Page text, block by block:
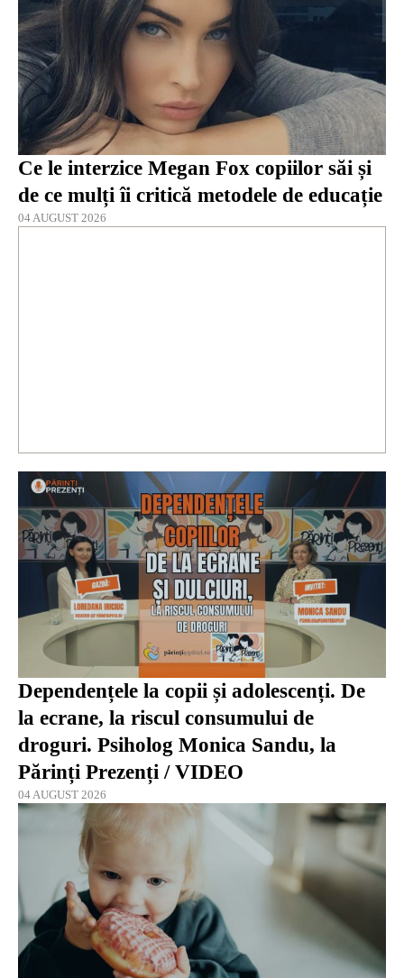
Ce le interzice Megan Fox copiilor săi și
de ce mulți îi critică metodele de educație
04 AUGUST 2026
Dependențele la copii și adolescenți. De
la ecrane, la riscul consumului de
droguri. Psiholog Monica Sandu, la
Părinți Prezenți / VIDEO
04 AUGUST 2026